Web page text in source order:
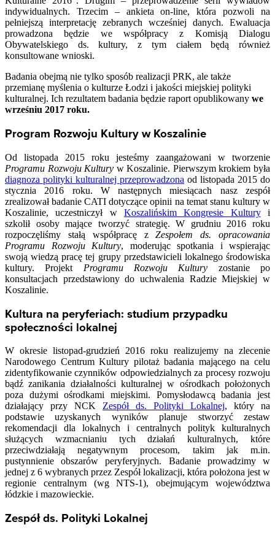
indywidualnych. Trzecim – ankieta on-line, która pozwoli na
pełniejszą interpretację zebranych wcześniej danych. Ewaluacja
prowadzona będzie we współpracy z Komisją Dialogu
Obywatelskiego ds. kultury, z tym ciałem będą również
konsultowane wnioski.
Badania obejmą nie tylko sposób realizacji PRK, ale także
przemianę myślenia o kulturze Łodzi i jakości miejskiej polityki
kulturalnej. Ich rezultatem badania będzie raport opublikowany we
wrześniu 2017 roku.
Program Rozwoju Kultury w Koszalinie
Od listopada 2015 roku jesteśmy zaangażowani w tworzenie
Programu Rozwoju Kultury w Koszalinie. Pierwszym krokiem była
diagnoza polityki kulturalnej przeprowadzona od listopada 2015 do
stycznia 2016 roku. W następnych miesiącach nasz zespół
zrealizował badanie CATI dotyczące opinii na temat stanu kultury w
Koszalinie, uczestniczył w Koszalińskim Kongresie Kulturyi
szkolił osoby mające tworzyć strategię. W grudniu 2016 roku
rozpoczęliśmy stałą współpracę zZespołem ds. opracowania
Programu Rozwoju Kultury, moderując spotkania i wspierając
swoją wiedzą pracę tej grupy przedstawicieli lokalnego środowiska
kultury. Projekt Programu Rozwoju Kultury zostanie po
konsultacjach przedstawiony do uchwalenia Radzie Miejskiej w
Koszalinie.
Kultura na peryferiach: studium przypadku
społeczności lokalnej
W okresie listopad-grudzień 2016 roku realizujemy na zlecenie
Narodowego Centrum Kultury pilotaż badania mającego na celu
zidentyfikowanie czynników odpowiedzialnych za procesy rozwoju
bądź zanikania działalności kulturalnej w ośrodkach położonych
poza dużymi ośrodkami miejskimi. Pomysłodawcą badania jest
działający przy NCK Zespół ds. Polityki Lokalnej, który na
podstawie uzyskanych wyników planuje stworzyć zestaw
rekomendacji dla lokalnych i centralnych polityk kulturalnych
służących wzmacnianiu tych działań kulturalnych, które
przeciwdziałają negatywnym procesom, takim jak m.in.
pustynnienie obszarów peryferyjnych. Badanie prowadzimy w
jednej z 6 wybranych przez Zespół lokalizacji, która położona jest w
regionie centralnym (wg NTS-1), obejmującym województwa
łódzkie i mazowieckie.
Zespół ds. Polityki Lokalnej